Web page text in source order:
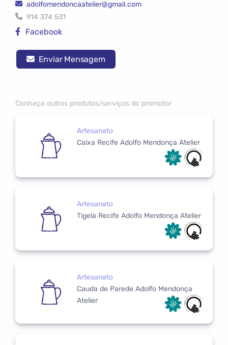
adolfomendoncaatelier@gmail.com
914 374 531
Facebook
Enviar Mensagem
Conheça outros produtos/serviços do promotor
Artesanato
Caixa Recife Adolfo Mendonça Atelier
Artesanato
Tigela Recife Adolfo Mendonça Atelier
Artesanato
Cauda de Parede Adolfo Mendonça
Atelier